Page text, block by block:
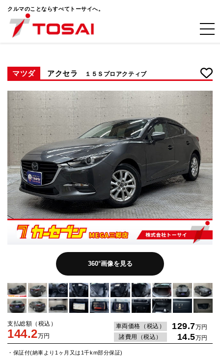
クルマのことならすべてトーサイへ。
マツダ アクセラ １５Ｓプロアクティブ
360°画像を見る
支払総額（税込）
144.2万円
車両価格（税込） 129.7万円
諸費用（税込）
14.5万円
・保証付(納車より1ヶ月又は1千km部分保証)